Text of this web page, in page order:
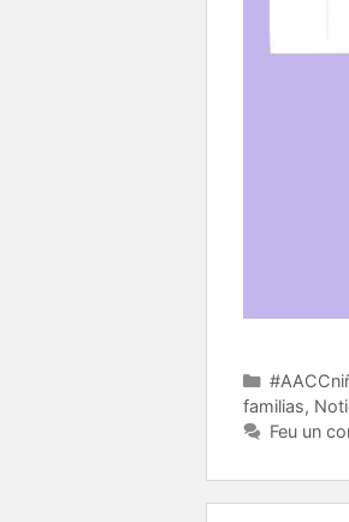
familias,
Feu un